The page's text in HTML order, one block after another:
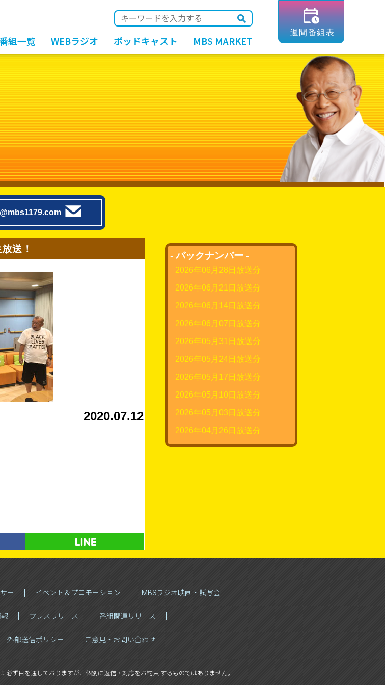
組一覧 WEBラジオ ポッドキャスト MBS MARKET
送！
2020.07.12
- バックナンバー -
2026年06月28日放送分
2026年06月21日放送分
2026年06月14日放送分
2026年06月07日放送分
2026年05月31日放送分
2026年05月24日放送分
2026年05月17日放送分
2026年05月10日放送分
2026年05月03日放送分
2026年04月26日放送分
ー イベント＆プロモーション MBSラジオ映画・試写会
プレスリリース 番組関連リリース
外部送信ポリシー ご意見・お問い合わせ
必ず目を通しておりますが、 個別に返信・対応をお約束 するものではありません。